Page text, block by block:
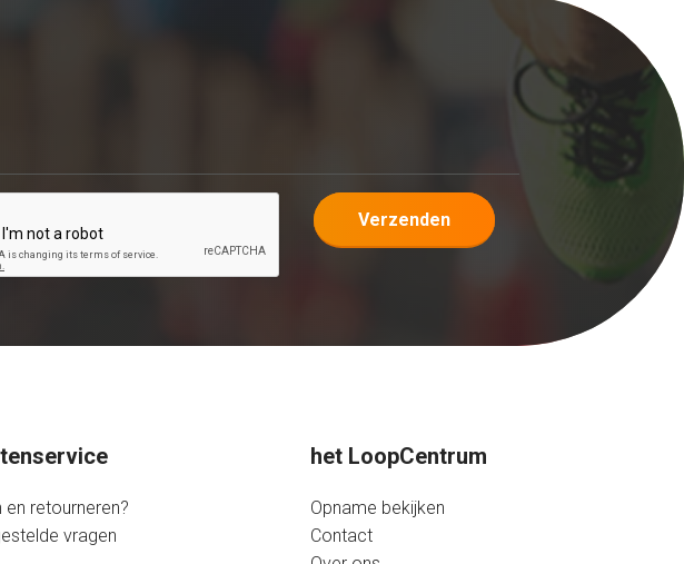
Verzenden
en retourneren?
vragen
het LoopCentrum
Opname bekijken
Contact